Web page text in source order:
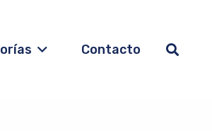
Contacto